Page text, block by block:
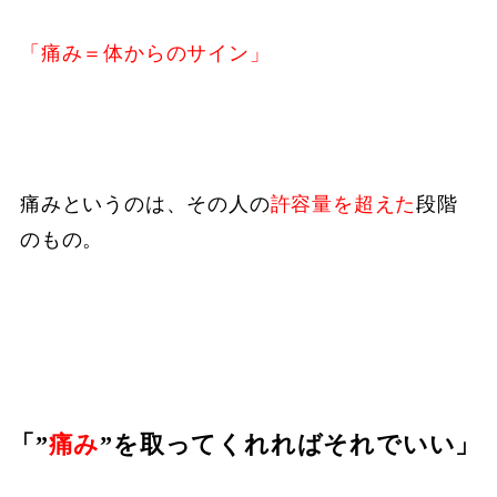
「痛み＝体からのサイン」
痛みというのは、その人の許容量を超えた段階
のもの。
「”痛み”を取ってくれればそれでいい」